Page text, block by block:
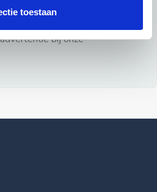
toestaan
bij onze